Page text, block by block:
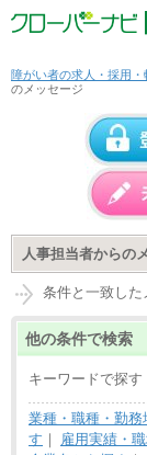
障がい者の求人・採用
のメッセージ
人事担当者からの
条件と一致した
他の条件で検索
キーワードで探す
業種・職種・勤
す ｜
雇用実績・